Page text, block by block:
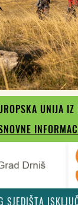
UNIJA
SJEDIŠTA